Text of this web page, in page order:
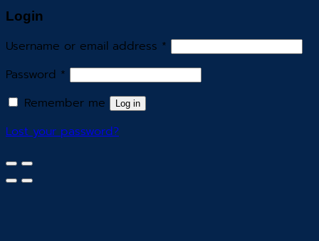
Login
Username or email address *
Password *
Remember me
Log in
Lost your password?